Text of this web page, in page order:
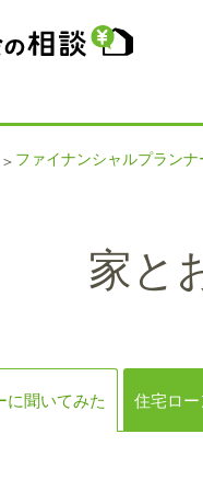
ファイナンシャルプラン
家と
に聞いてみた 住宅ロ